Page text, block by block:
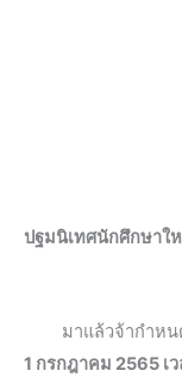
ปฐมนิเทศนักศึกษาใ
มาแล้วจ้ากำหนด
1 กรกฎาคม 2565 เ